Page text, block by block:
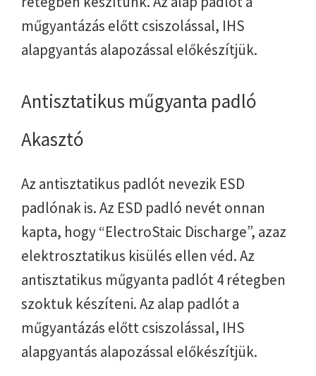
műgyantázás előtt csiszolással, IHS
alapgyantás alapozással előkészítjük.
Antisztatikus műgyanta padló
Akasztó
Az antisztatikus padlót nevezik ESD
padlónak is. Az ESD padló nevét onnan
kapta, hogy “ElectroStaic Discharge”, azaz
elektrosztatikus kisülés ellen véd. Az
antisztatikus műgyanta padlót 4 rétegben
szoktuk készíteni. Az alap padlót a
műgyantázás előtt csiszolással, IHS
alapgyantás alapozással előkészítjük.